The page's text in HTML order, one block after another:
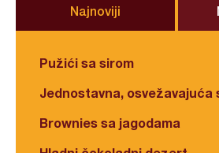
Najnoviji
Pužići sa sirom
Jednostavna, osvežavajuća
Brownies sa jagodama